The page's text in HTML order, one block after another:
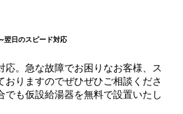
応。急な故障でお困りなお客様、ス
おりますのでぜひぜひご相談くださ
でも仮設給湯器を無料で設置いたし
翌日のスピード対応